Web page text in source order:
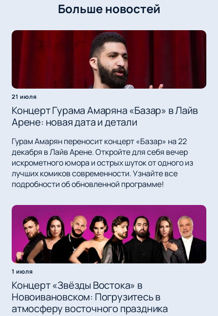
Больше новостей
21 июля
Концерт Гурама Амаряна «Базар» в Лайв
Арене: новая дата и детали
Гурам Амарян переносит концерт «Базар» на 22
декабря в Лайв Арене. Откройте для себя вечер
искрометного юмора и острых шуток от одного из
лучших комиков современности. Узнайте все
подробности об обновленной программе!
1 июля
Концерт «Звёзды Востока» в
Новоивановском: Погрузитесь в
атмосферу восточного праздника